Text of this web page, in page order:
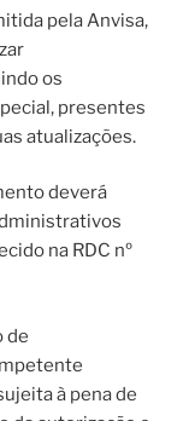
pela Anvisa,
os
presentes
atualizações.
deverá
na RDC nº
de
à pena de